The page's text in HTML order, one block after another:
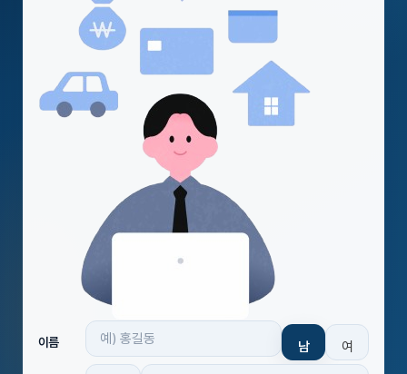
이름 남 여